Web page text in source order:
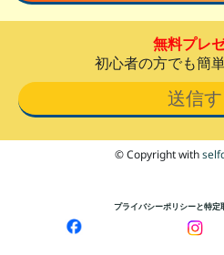
無料プレ
初心者の方でも簡
送信
© Copyright with
プライバシーポリシーと特定